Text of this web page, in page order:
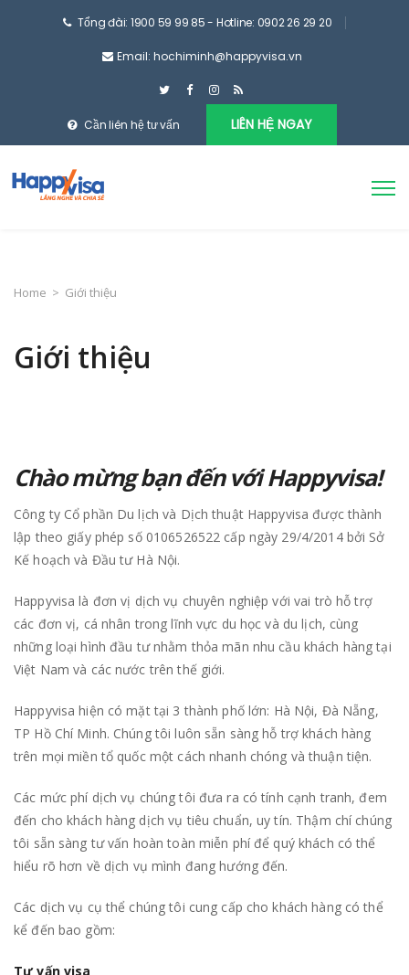
Tổng đài: 1900 59 99 85 - Hotline: 0902 26 29 20
Email: hochiminh@happyvisa.vn
Cần liên hệ tư vấn LIÊN HỆ NGAY
Home > Giới thiệu
Giới thiệu
Chào mừng bạn đến với Happyvisa!
Công ty Cổ phần Du lịch và Dịch thuật Happyvisa được thành
lập theo giấy phép số 0106526522 cấp ngày 29/4/2014 bởi Sở
Kế hoạch và Đầu tư Hà Nội.
Happyvisa là đơn vị dịch vụ chuyên nghiệp với vai trò hỗ trợ
các đơn vị, cá nhân trong lĩnh vực du học và du lịch, cùng
những loại hình đầu tư nhằm thỏa mãn nhu cầu khách hàng tại
Việt Nam và các nước trên thế giới.
Happyvisa hiện có mặt tại 3 thành phố lớn: Hà Nội, Đà Nẵng,
TP Hồ Chí Minh. Chúng tôi luôn sẵn sàng hỗ trợ khách hàng
trên mọi miền tổ quốc một cách nhanh chóng và thuận tiện.
Các mức phí dịch vụ chúng tôi đưa ra có tính cạnh tranh, đem
đến cho khách hàng dịch vụ tiêu chuẩn, uy tín. Thậm chí chúng
tôi sẵn sàng tư vấn hoàn toàn miễn phí để quý khách có thể
hiểu rõ hơn về dịch vụ mình đang hướng đến.
Các dịch vụ cụ thể chúng tôi cung cấp cho khách hàng có thể
kể đến bao gồm:
Tư vấn visa